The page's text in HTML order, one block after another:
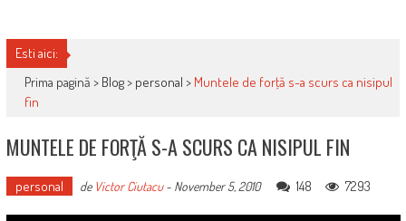
Esti aici:
Prima pagină > Blog> personal > Muntele de forţă s-a scurs ca nisipul
fin
MUNTELE DE FORŢĂ S-A SCURS CA NISIPUL FIN
personal de Victor Ciutacu- November 5, 2010 148 7293